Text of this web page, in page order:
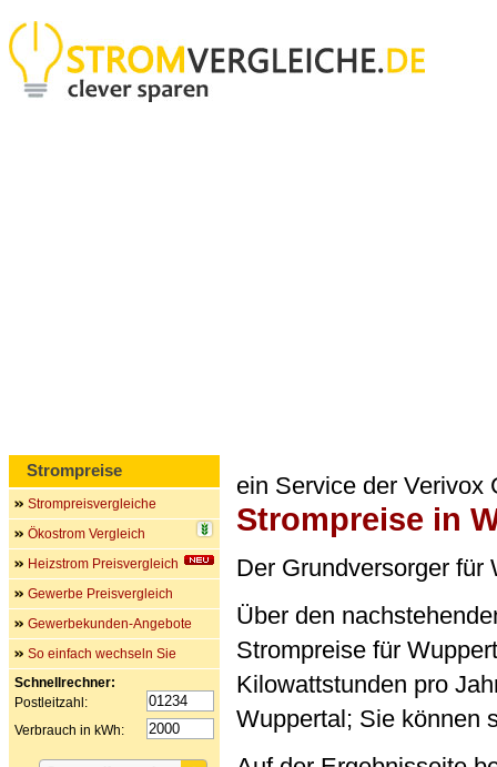
ein Service der Verivox
Strompreise in
Der Grundversorger für
Über den
Strompreise für
Kilowattstunden pro
Wuppertal; Sie können
Strompreise
Strompreisvergleiche
Ökostrom Vergleich
Heizstrom Preisvergleich
Gewerbe Preisvergleich
Gewerbekunden-Angebote
So einfach wechseln Sie
Schnellrechner:
Postleitzahl:
Verbrauch in kWh: